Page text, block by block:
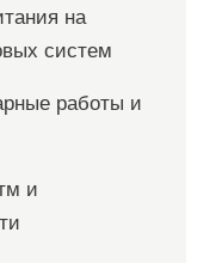
на
систем
работы и
и